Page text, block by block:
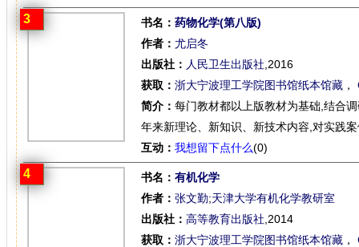
3 书名： 药物化学(第八版)
作者： 尤启冬
出版社： 人民卫生出版社 ,2016
获取： 浙大宁波理工学院图书馆纸本馆藏 ，
简介： 每门教材都以上版教材为基础,结合
年来新理论、新知识、新技术内容,对实践
互动： 我想留下点什么(0)
4 书名： 有机化学
作者： 张文勤;天津大学有机化学教研室
出版社： 高等教育出版社 ,2014
获取： 浙大宁波理工学院图书馆纸本馆藏 ，